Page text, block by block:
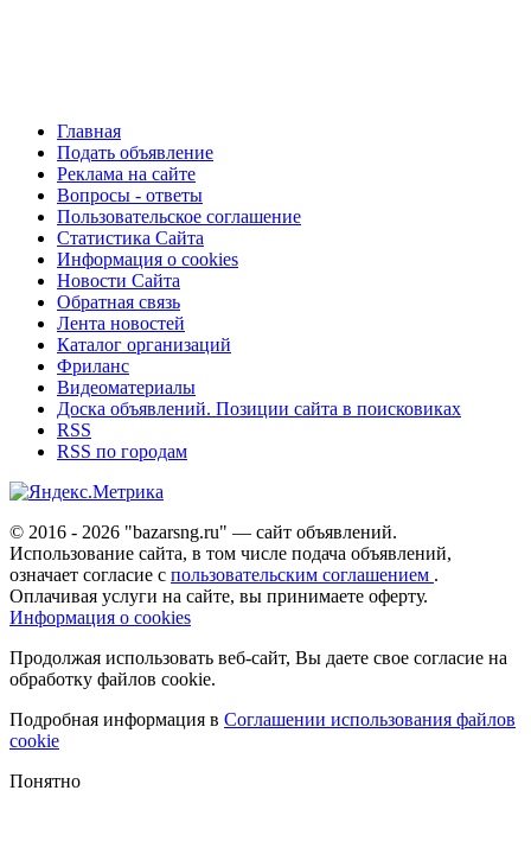
Главная
Подать объявление
Реклама на сайте
Вопросы - ответы
Пользовательское соглашение
Статистика Сайта
Информация о cookies
Новости Сайта
Обратная связь
Лента новостей
Каталог организаций
Фриланс
Видеоматериалы
Доска объявлений. Позиции сайта в поисковиках
RSS
RSS по городам
© 2016 - 2026 "bazarsng.ru" — сайт объявлений.
Использование сайта, в том числе подача объявлений,
означает согласие с пользовательским соглашением .
Оплачивая услуги на сайте, вы принимаете оферту.
Информация о cookies
Продолжая использовать веб-сайт, Вы даете свое согласие на
обработку файлов cookie.
Подробная информация в Соглашении использования файлов
cookie
Понятно